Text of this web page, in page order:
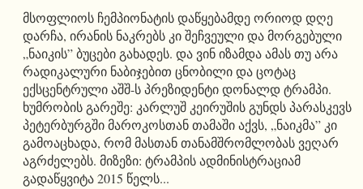
მსოფლიოს ჩემპიონატის დაწყებამდე ორიოდ დღე
დარჩა, ირანის ნაკრებს კი შეჩვეული და მორგებული
„ნაიკის” ბუცები გახადეს. და ვინ იზამდა ამას თუ არა
რადიკალური ნაბიჯებით ცნობილი და ცოტაც
ექსცენტრული აშშ-ს პრეზიდენტი დონალდ ტრამპი.
ხუმრობის გარეშე: კარლუშ კეირუშის გუნდს პარასკევს
პეტერბურგში მაროკოსთან თამაში აქვს, „ნაიკმა” კი
გამოაცხადა, რომ მასთან თანამშრომლობას ვეღარ
აგრძელებს. მიზეზი: ტრამპის ადმინისტრაციამ
გადაწყვიტა 2015 წელს...